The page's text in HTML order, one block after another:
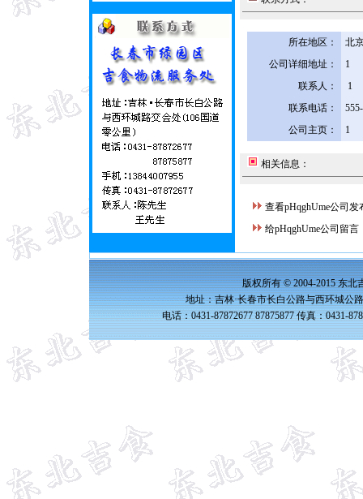
所在地区：
北
公司详细地址：
1
联系人：
1
联系电话：
公司主页：
1
相关信息：
查看pHqghUme公司发
给pHqghUme公司留言
版权所有 © 2004-2015 东北
地址：吉林·长春市长白公路与西环城公
电话：0431-87872677 87875877 传真：0431-